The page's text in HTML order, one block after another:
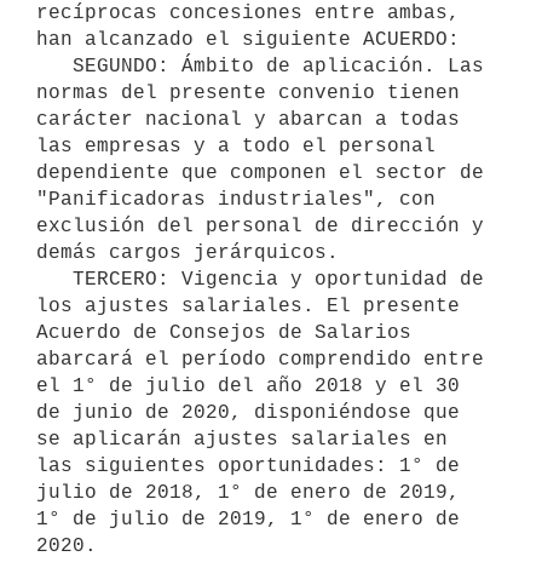
recíprocas concesiones entre ambas,
han alcanzado el siguiente ACUERDO:
normas del presente convenio tienen
carácter nacional y abarcan a todas
las empresas y a todo el personal
dependiente que componen el sector de
"Panificadoras industriales", con
exclusión del personal de dirección y
demás cargos jerárquicos.
los ajustes salariales. El presente
Acuerdo de Consejos de Salarios
abarcará el período comprendido entre
el 1° de julio del año 2018 y el 30
de junio de 2020, disponiéndose que
se aplicarán ajustes salariales en
las siguientes oportunidades: 1° de
julio de 2018, 1° de enero de 2019,
1° de julio de 2019, 1° de enero de
2020.